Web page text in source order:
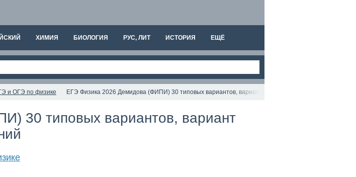
ХИМИЯ БИОЛОГИЯ РУС, ЛИТ ИСТОРИЯ ЕЩЁ
и ОГЭ по физике ЕГЭ Физика 2026 Демидова (ФИПИ) 30 типовых вариантов, вариант 24, подробный разбор всех
30 типовых вариантов, вариант